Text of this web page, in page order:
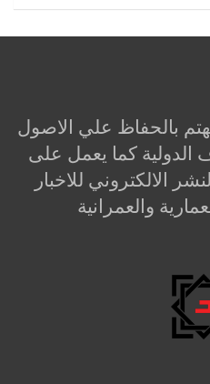
بالحفاظ علي الاصول
الدولية كما يعمل على
الالكتروني للاخبار
والعمرانية